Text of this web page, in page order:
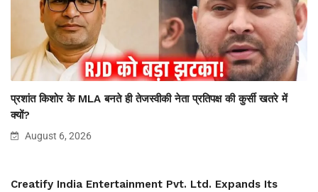
प्रशांत किशोर के MLA बनते ही तेजस्वीकी नेता प्रतिपक्ष की कुर्सी खतरे में
क्यों?
August 6, 2026
Creatify India Entertainment Pvt. Ltd. Expands Its